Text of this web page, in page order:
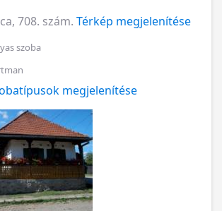
708. szám. Térkép megjelenítése
szoba
megjelenítése